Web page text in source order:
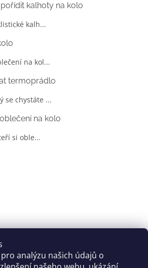
analýzu našich údajů o
kalhoty na kolo
kalh...
na kol...
termoprádlo
se chystáte ...
na kolo
si oble...